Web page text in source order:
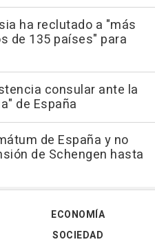
ha reclutado a "más
de 135 países" para
consular ante la
de España
de España y no
de Schengen hasta
ECONOMÍA
SOCIEDAD